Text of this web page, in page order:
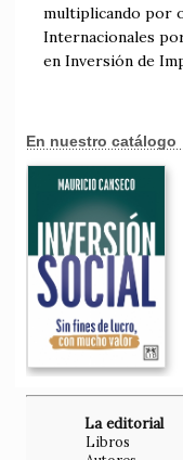
multiplicando por
Internacionales
en Inversión de
En nuestro catálogo
La editorial
Libros